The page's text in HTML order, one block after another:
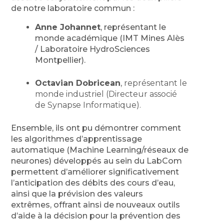
de notre laboratoire commun :
Anne Johannet, représentant le
monde académique (IMT Mines Alès
/ Laboratoire HydroSciences
Montpellier).
Octavian Dobricean, représentant le
monde industriel (Directeur associé
de Synapse Informatique).
Ensemble, ils ont pu démontrer comment
les algorithmes d’apprentissage
automatique (Machine Learning/réseaux de
neurones) développés au sein du LabCom
permettent d’améliorer significativement
l’anticipation des débits des cours d’eau,
ainsi que la prévision des valeurs
extrêmes, offrant ainsi de nouveaux outils
d’aide à la décision pour la prévention des